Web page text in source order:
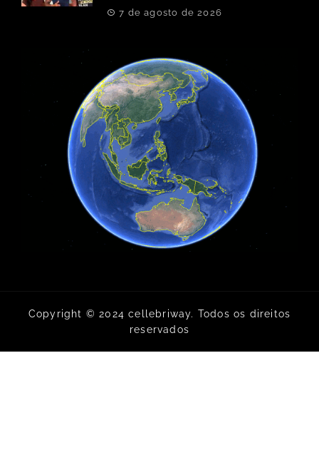
7 de agosto de 2026
Copyright © 2024 cellebriway. Todos os direitos
reservados